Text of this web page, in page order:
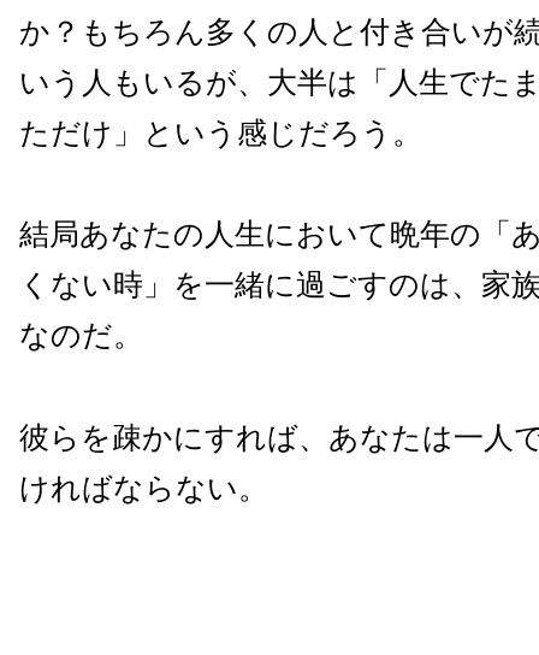
か？もちろん多くの人と付き合いが
いう人もいるが、大半は「人生でた
ただけ」という感じだろう。
結局あなたの人生において晩年の「
くない時」を一緒に過ごすのは、家
なのだ。
彼らを疎かにすれば、あなたは一人
ければならない。